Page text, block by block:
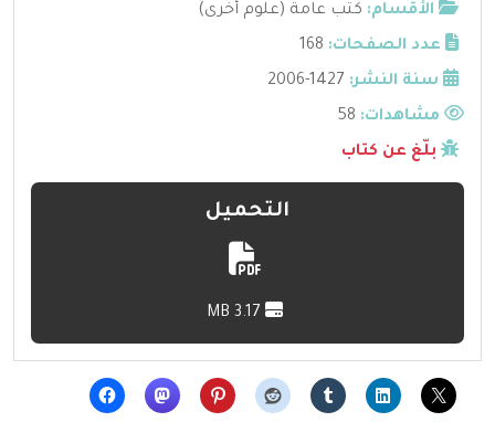
الأقسام: كتب عامة (علوم أخرى)
عدد الصفحات: 168
سنة النشر: 1427-2006
مشاهدات:
بلّغ عن كتاب
التحميل